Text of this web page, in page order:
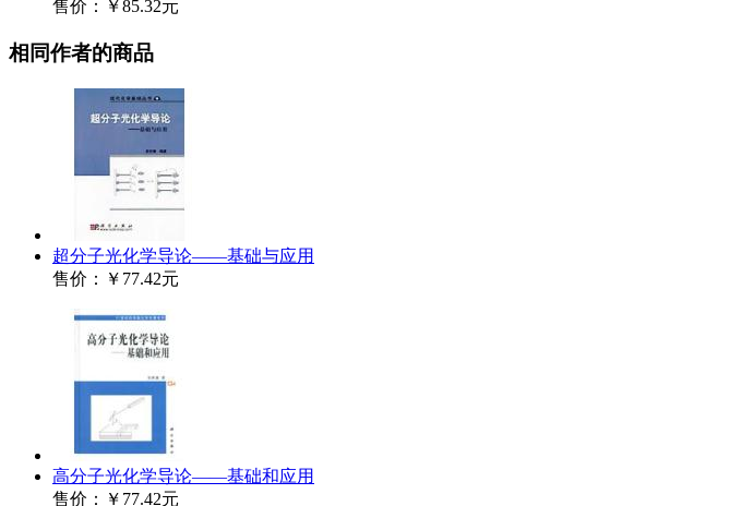
售价：
￥85.32元
相同作者的商品
超分子光化学导论——基础与应用
售价：
￥77.42元
高分子光化学导论——基础和应用
售价：
￥77.42元